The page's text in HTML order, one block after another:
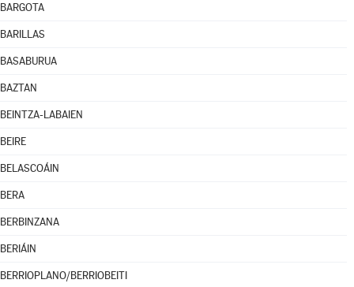
BARGOTA
BARILLAS
BASABURUA
BAZTAN
BEINTZA-LABAIEN
BEIRE
BELASCOÁIN
BERA
BERBINZANA
BERIÁIN
BERRIOPLANO/BERRIOBEITI